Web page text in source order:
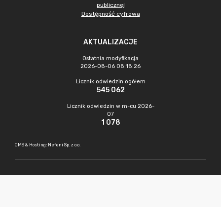
publicznej
Dostępność cyfrowa
AKTUALIZACJE
Ostatnia modyfikacja
2026-08-06 08:18:26
Licznik odwiedzin ogółem
545 062
Licznik odwiedzin w m-cu 2026-
07
1 078
CMS & Hosting: Nefeni Sp. z o.o.